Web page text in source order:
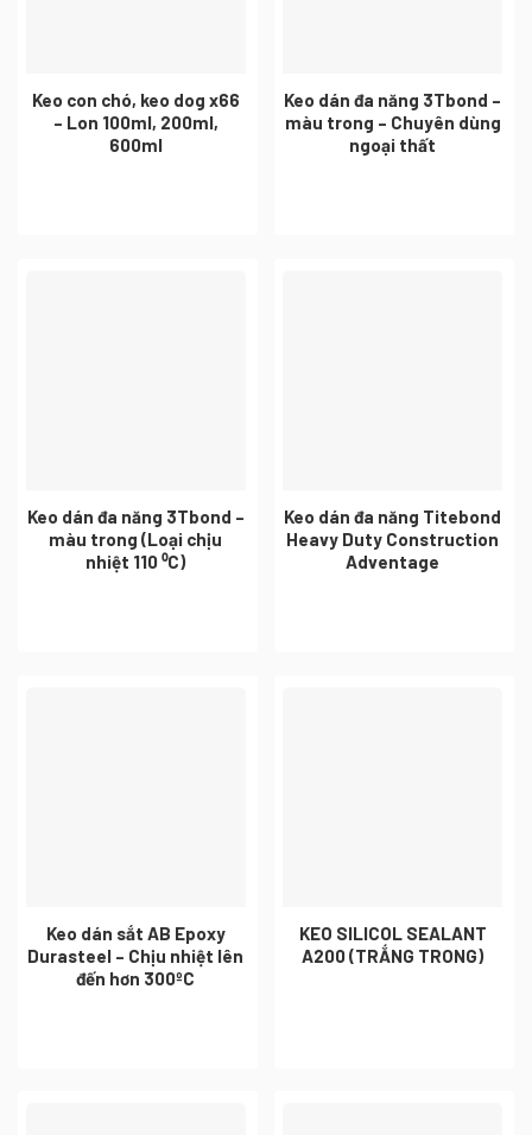
Keo con chó, keo dog x66
– Lon 100ml, 200ml,
600ml
Keo dán đa năng 3Tbond –
màu trong – Chuyên dùng
ngoại thất
Keo dán đa năng 3Tbond –
màu trong (Loại chịu
nhiệt 110 ⁰C)
Keo dán đa năng Titebond
Heavy Duty Construction
Adventage
Keo dán sắt AB Epoxy
Durasteel – Chịu nhiệt lên
đến hơn 300ºC
KEO SILICOL SEALANT
A200 (TRẮNG TRONG)